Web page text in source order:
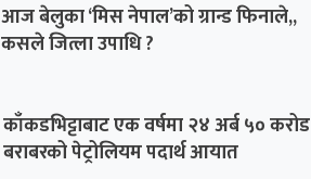
आज बेलुका ‘मिस नेपाल’को ग्रान्ड फिनाले,,
कसले जित्ला उपाधि ?
काँकडभिट्टाबाट एक वर्षमा २४ अर्ब ५० करोड
बराबरको पेट्रोलियम पदार्थ आयात